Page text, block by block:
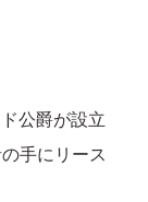
公爵が設立
手にリース